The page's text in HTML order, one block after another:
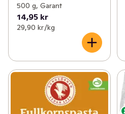
500 g, Garant
14,95 kr
29,90 kr /kg